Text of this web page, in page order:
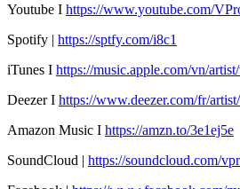
Youtube I https://www.youtube.com/
Spotify | https://sptfy.com/i8c1
iTunes I https://music.apple.com/vn/
Deezer I https://www.deezer.com/fr/
Amazon Music I https://amzn.to/3e1ej5e​
SoundCloud | https://soundcloud.com/